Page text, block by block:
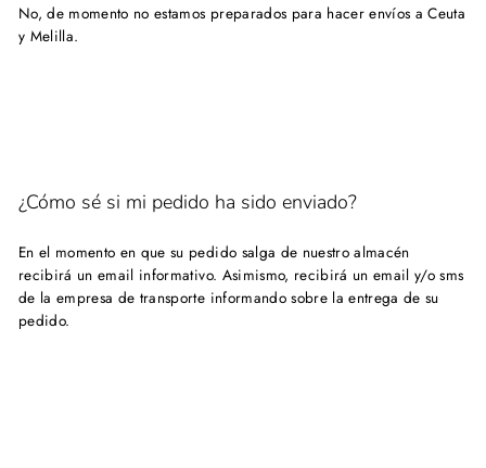
No, de momento no estamos preparados para hacer envíos a Ceuta
y Melilla.
¿Cómo sé si mi pedido ha sido enviado?
En el momento en que su pedido salga de nuestro almacén
recibirá un email informativo. Asimismo, recibirá un email y/o sms
de la empresa de transporte informando sobre la entrega de su
pedido.